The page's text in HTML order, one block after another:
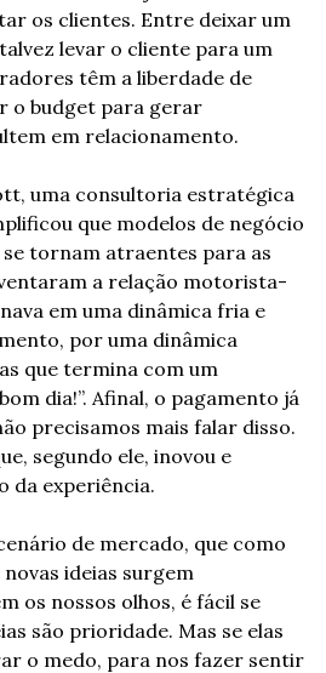
os clientes. Entre deixar um
levar o cliente para um
têm a liberdade de
o budget para gerar
em relacionamento.
uma consultoria estratégica
que modelos de negócio
tornam atraentes para as
a relação motorista-
em uma dinâmica fria e
por uma dinâmica
que termina com um
dia!”. Afinal, o pagamento já
precisamos mais falar disso.
segundo ele, inovou e
da experiência.
de mercado, que como
novas ideias surgem
os nossos olhos, é fácil se
são prioridade. Mas se elas
o medo, para nos fazer sentir